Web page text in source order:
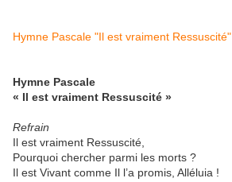
Hymne Pascale "Il est vraiment Ressuscité"
Hymne Pascale
« Il est vraiment Ressuscité »
Refrain
Il est vraiment Ressuscité,
Pourquoi chercher parmi les morts ?
Il est Vivant comme Il l’a promis, Alléluia !